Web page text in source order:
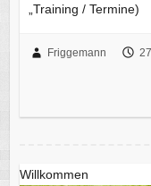
„Training / Termine)
Friggemann
Willkommen